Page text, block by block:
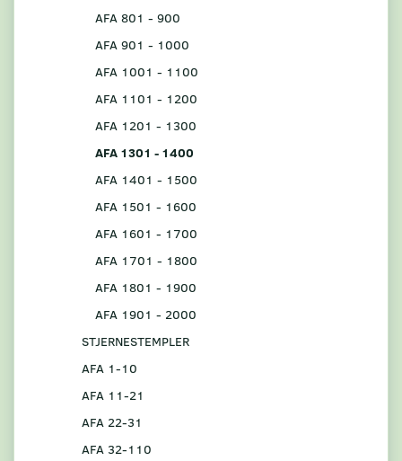
AFA 801 - 900
AFA 901 - 1000
AFA 1001 - 1100
AFA 1101 - 1200
AFA 1201 - 1300
AFA 1301 - 1400
AFA 1401 - 1500
AFA 1501 - 1600
AFA 1601 - 1700
AFA 1701 - 1800
AFA 1801 - 1900
AFA 1901 - 2000
STJERNESTEMPLER
AFA 1-10
AFA 11-21
AFA 22-31
AFA 32-110